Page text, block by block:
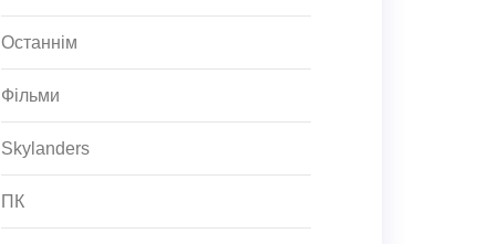
Останнім
Фільми
Skylanders
ПК